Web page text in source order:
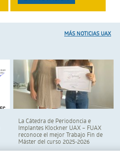
MÁS NOTICIAS UAX
La Cátedra de Periodoncia e
Implantes Klockner UAX – FUAX
reconoce el mejor Trabajo Fin de
Máster del curso 2025-2026